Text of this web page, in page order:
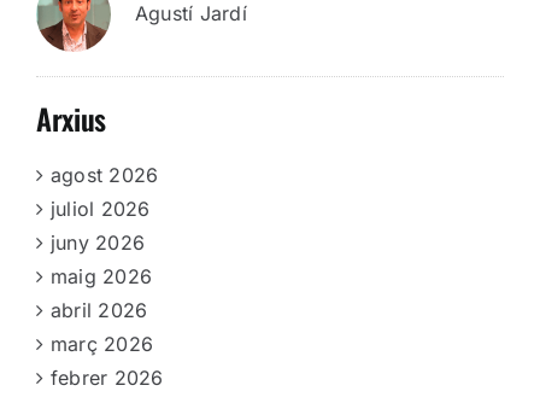
Agustí Jardí
Arxius
agost 2026
juliol 2026
juny 2026
maig 2026
abril 2026
març 2026
febrer 2026